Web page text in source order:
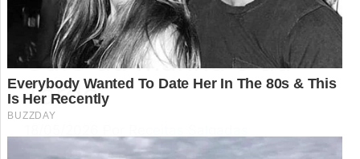
Fazem Sucesso no
Café da Manhã e da
Tarde